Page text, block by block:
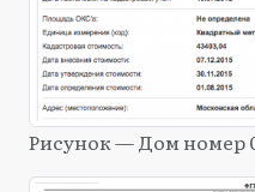
Рисунок — Дом номер